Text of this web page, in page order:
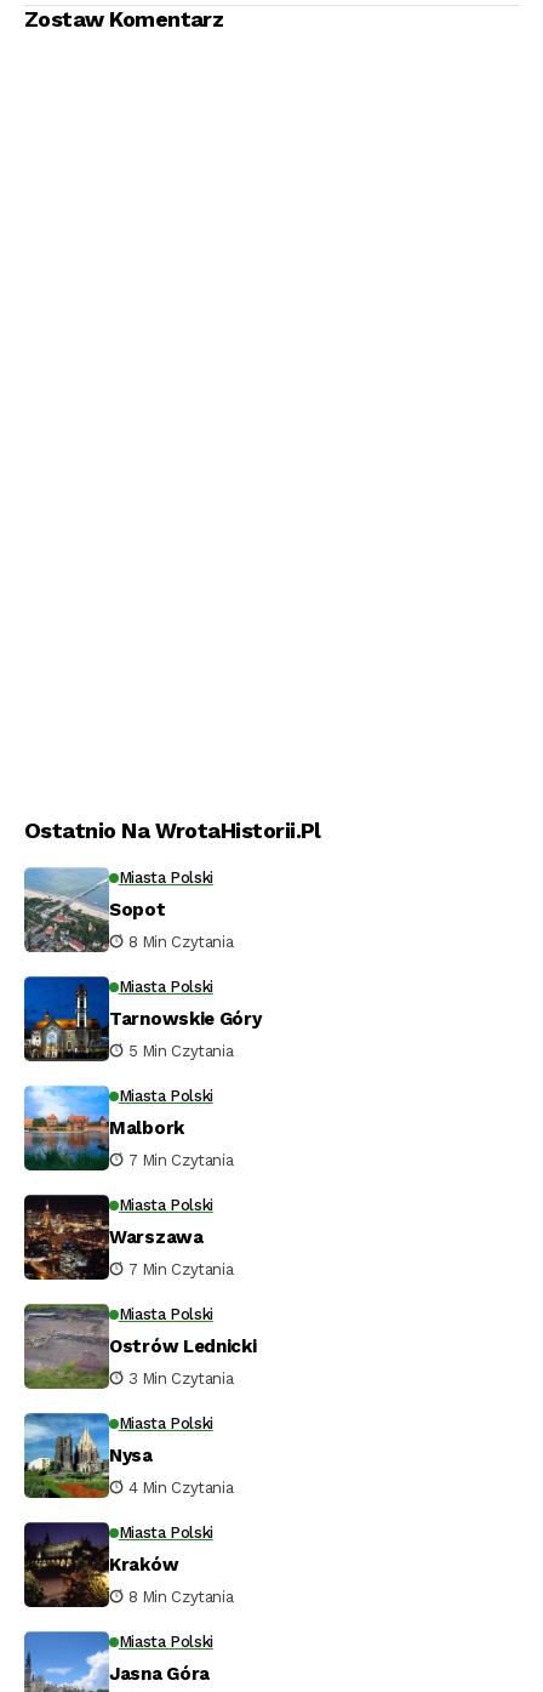
Zostaw Komentarz
Ostatnio Na WrotaHistorii.pl
Miasta Polski
Sopot
8 Min Czytania
Miasta Polski
Tarnowskie Góry
5 Min Czytania
Miasta Polski
Malbork
7 Min Czytania
Miasta Polski
Warszawa
7 Min Czytania
Miasta Polski
Ostrów Lednicki
3 Min Czytania
Miasta Polski
Nysa
4 Min Czytania
Miasta Polski
Kraków
8 Min Czytania
Miasta Polski
Jasna Góra